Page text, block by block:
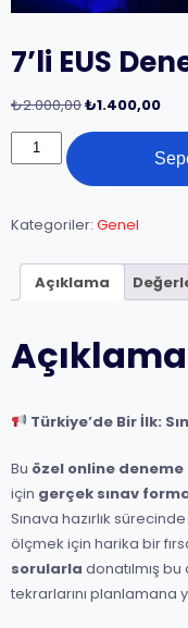
7’li EUS
₺2.000,00Orijinal
₺1.400,00Şu
EUS
Denemesi
Kategoriler: Genel
Açıklama
Açıklama
Türkiye’de Bir İlk:
Bu özel online deneme
için gerçek sınav
Sınava hazırlık
ölçmek için harika bir
sorularla donatılmış
tekrarlarını planlamana